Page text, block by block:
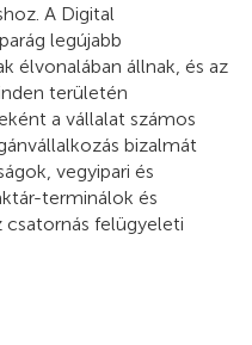
A Digital
legújabb
élvonalában állnak, és az
területén
a vállalat számos
bizalmát
vegyipari és
terminálok és
felügyeleti